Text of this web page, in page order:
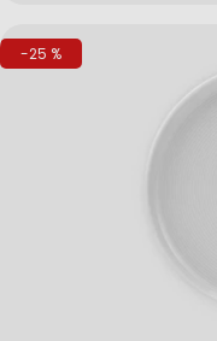
-25 %